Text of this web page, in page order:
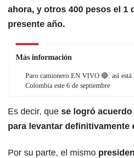
ahora, y otros 400 pesos el 1
presente año.
Más información
Paro camionero EN VIVO 🔴: así
Colombia este 6 de septiembre
Es decir, que se logró
para levantar definitivamente
Por su parte, el mismo